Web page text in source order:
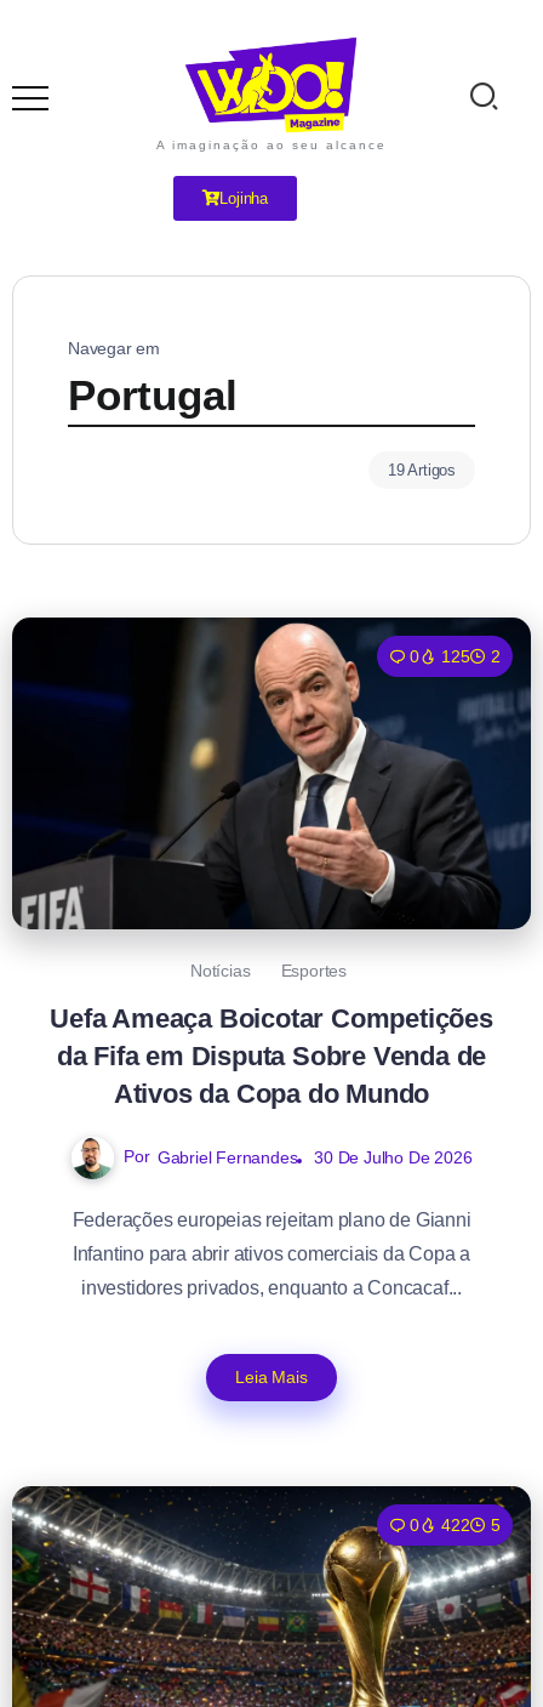
A imaginação ao seu alcance
Lojinha
Navegar em
Portugal
19 Artigos
0 125 2
Notícias Esportes
Uefa Ameaça Boicotar Competições
da Fifa em Disputa Sobre Venda de
Ativos da Copa do Mundo
Por Gabriel Fernandes 30 De Julho De 2026
Federações europeias rejeitam plano de Gianni
Infantino para abrir ativos comerciais da Copa a
investidores privados, enquanto a Concacaf...
Leia Mais
0 422 5